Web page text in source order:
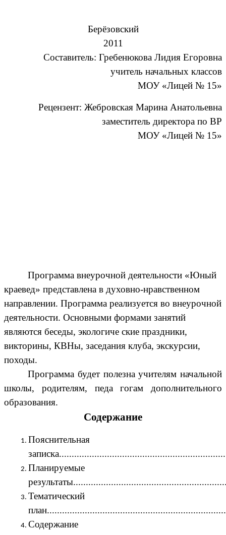
Берёзовский
2011
Составитель: Гребенюкова Лидия Егоровна
учитель начальных классов
МОУ «Лицей № 15»
Рецензент: Жебровская Марина Анатольевна
заместитель директора по ВР
МОУ «Лицей № 15»
Программа внеурочной деятельности «Юный
краевед» представлена в духовно-нравственном
направлении. Программа реализуется во внеурочной
деятельности. Основными формами занятий
являются беседы, экологиче ские праздники,
викторины, КВНы, заседания клуба, экскурсии,
походы.
Программа будет полезна учителям начальной
школы, родителям, педа гогам дополнительного
образования.
Содержание
Пояснительная
Планируемые
Тематический
Содержание